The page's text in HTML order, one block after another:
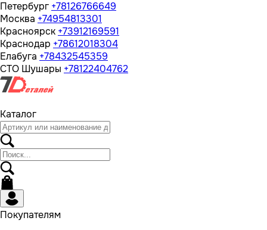
Петербург +78126766649
Москва +74954813301
Красноярск +73912169591
Краснодар +78612018304
Елабуга +78432545359
СТО Шушары +78122404762
Каталог
Покупателям